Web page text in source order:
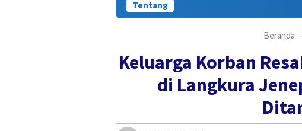
Tentang
Beranda
Keluarga Korban
di Langkura